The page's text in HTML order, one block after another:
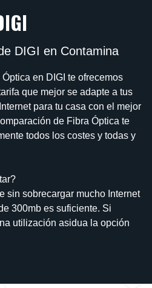
DIGI en Contamina
en DIGI te ofrecemos
que mejor se adapte a tus
para tu casa con el mejor
de Fibra Óptica te
todos los costes y todas y
sin sobrecargar mucho Internet
300mb es suficiente. Si
utilización asidua la opción